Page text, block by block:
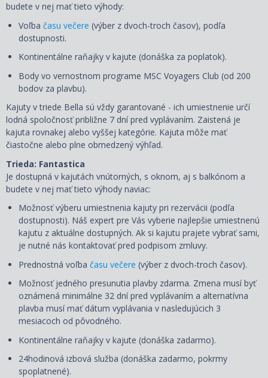
budete v nej mať tieto výhody:
Voľba času večere (výber z dvoch-troch časov), podľa
dostupnosti.
Kontinentálne raňajky v kajute (donáška za poplatok).
Body vo vernostnom programe MSC Voyagers Club (od 200
bodov za plavbu).
Kajuty v triede Bella sú vždy garantované - ich umiestnenie určí
lodná spoločnosť približne 7 dní pred vyplávaním. Zaistená je
kajuta rovnakej alebo vyššej kategórie. Kajuta môže mať
čiastočne alebo plne obmedzený výhľad.
Trieda: Fantastica
Je dostupná v kajutách vnútorných, s oknom, aj s balkónom a
budete v nej mať tieto výhody naviac:
Možnosť výberu umiestnenia kajuty pri rezervácii (podľa
dostupnosti). Náš expert pre Vás vyberie najlepšie umiestnenú
kajutu z aktuálne dostupných. Ak si kajutu prajete vybrať sami,
je nutné nás kontaktovať pred podpisom zmluvy.
Prednostná voľba času večere (výber z dvoch-troch časov).
Možnosť jedného presunutia plavby zdarma. Zmena musí byť
oznámená minimálne 32 dní pred vyplávaním a alternatívna
plavba musí mať dátum vyplávania v nasledujúcich 3
mesiacoch od pôvodného.
Kontinentálne raňajky v kajute (donáška zadarmo).
24hodinová izbová služba (donáška zadarmo, pokrmy
spoplatnené).